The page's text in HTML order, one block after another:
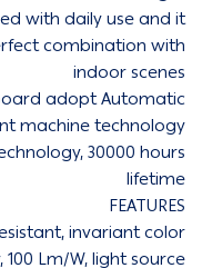
with daily use and it
combination with
indoor scenes
adopt Automatic
machine technology,
30000 hours
lifetime
FEATURES
invariant color.
Lm/W, light source